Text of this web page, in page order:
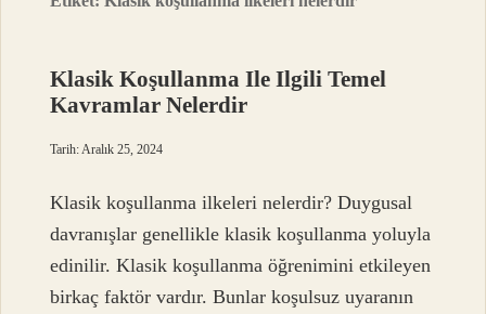
Klasik Koşullanma Ile Ilgili Temel
Kavramlar Nelerdir
Tarih: Aralık 25, 2024
Klasik koşullanma ilkeleri nelerdir? Duygusal
davranışlar genellikle klasik koşullanma yoluyla
edinilir. Klasik koşullanma öğrenimini etkileyen
birkaç faktör vardır. Bunlar koşulsuz uyaranın